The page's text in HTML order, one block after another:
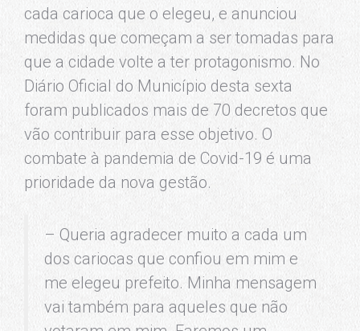
cada carioca que o elegeu, e anunciou
medidas que começam a ser tomadas para
que a cidade volte a ter protagonismo. No
Diário Oficial do Município desta sexta
foram publicados mais de 70 decretos que
vão contribuir para esse objetivo. O
combate à pandemia de Covid-19 é uma
prioridade da nova gestão.
– Queria agradecer muito a cada um
dos cariocas que confiou em mim e
me elegeu prefeito. Minha mensagem
vai também para aqueles que não